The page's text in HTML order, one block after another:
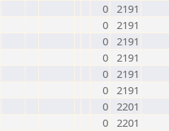
0 2191
0 2191
0 2191
0 2191
0 2191
0 2191
0 2201
0 2201